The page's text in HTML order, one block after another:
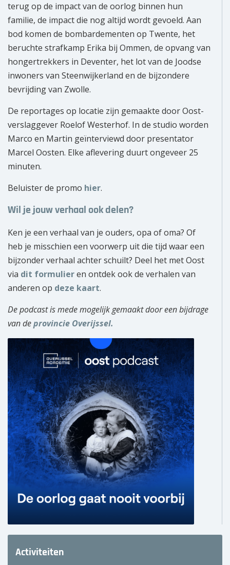
terug op de impact van de oorlog binnen hun
familie, de impact die nog altijd wordt gevoeld. Aan
bod komen de bombardementen op Twente, het
beruchte strafkamp Erika bij Ommen, de opvang van
hongertrekkers in Deventer, het lot van de Joodse
inwoners van Steenwijkerland en de bijzondere
bevrijding van Zwolle.
De reportages op locatie zijn gemaakte door Oost-
verslaggever Roelof Westerhof. In de studio worden
Marco en Martin geïnterviewd door presentator
Marcel Oosten. Elke aflevering duurt ongeveer 25
minuten.
Beluister de promo hier.
Wil je jouw verhaal ook delen?
Ken je een verhaal van je ouders, opa of oma? Of
heb je misschien een voorwerp uit die tijd waar een
bijzonder verhaal achter schuilt? Deel het met Oost
via dit formulieren ontdek ook de verhalen van
anderen op deze kaart.
De podcast is mede mogelijk gemaakt door een bijdrage
van deprovincie Overijssel.
Activiteiten